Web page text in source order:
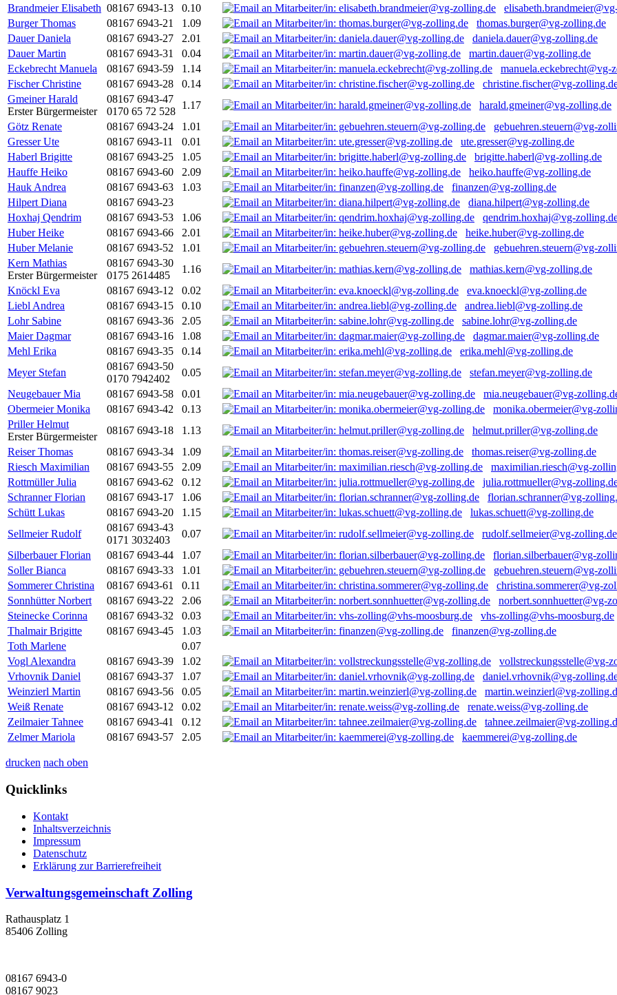
Brandmeier Elisabeth 08167 6943-13 0.10
Burger Thomas
08167 6943-21 1.09
thomas.burger@vg-zolling.de
Dauer Daniela
08167 6943-27 2.01
daniela.dauer@vg-zolling.de
Dauer Martin
08167 6943-31 0.04
martin.dauer@vg-zolling.de
Eckebrecht Manuela
08167 6943-59 1.14
manuela.eckebrecht@vg-
Fischer Christine
08167 6943-28 0.14
christine.fischer@vg-
Gmeiner Harald
Erster Bürgermeister
08167 6943-47
0170 65 72 528
1.17
harald.gmeiner@vg-zolling.de
Götz Renate
08167 6943-24 1.01
gebuehren.steuern@vg-
Gresser Ute
08167 6943-11 0.01
ute.gresser@vg-zolling.de
Haberl Brigitte
08167 6943-25 1.05
brigitte.haberl@vg-zolling.de
Hauffe Heiko
08167 6943-60 2.09
heiko.hauffe@vg-zolling.de
Hauk Andrea
08167 6943-63 1.03
finanzen@vg-zolling.de
Hilpert Diana
08167 6943-23
diana.hilpert@vg-zolling.de
Hoxhaj Qendrim
08167 6943-53 1.06
qendrim.hoxhaj@vg-
Huber Heike
08167 6943-66 2.01
heike.huber@vg-zolling.de
Huber Melanie
08167 6943-52 1.01
gebuehren.steuern@vg-
Kern Mathias
Erster Bürgermeister
08167 6943-30
0175 2614485
1.16
mathias.kern@vg-zolling.de
Knöckl Eva
08167 6943-12 0.02
eva.knoeckl@vg-zolling.de
Liebl Andrea
08167 6943-15 0.10
andrea.liebl@vg-zolling.de
Lohr Sabine
08167 6943-36 2.05
sabine.lohr@vg-zolling.de
Maier Dagmar
08167 6943-16 1.08
dagmar.maier@vg-zolling.de
Mehl Erika
08167 6943-35 0.14
erika.mehl@vg-zolling.de
Meyer Stefan
08167 6943-50
0170 7942402
0.05
stefan.meyer@vg-zolling.de
Neugebauer Mia
08167 6943-58 0.01
mia.neugebauer@vg-
Obermeier Monika
08167 6943-42 0.13
monika.obermeier@vg-
Priller Helmut
Erster Bürgermeister
08167 6943-18 1.13
helmut.priller@vg-zolling.de
Reiser Thomas
08167 6943-34 1.09
thomas.reiser@vg-zolling.de
Riesch Maximilian
08167 6943-55 2.09
maximilian.riesch@vg-
Rottmüller Julia
08167 6943-62 0.12
julia.rottmueller@vg-
Schranner Florian
08167 6943-17 1.06
florian.schranner@vg-
Schütt Lukas
08167 6943-20 1.15
lukas.schuett@vg-zolling.de
Sellmeier Rudolf
08167 6943-43
0171 3032403
0.07
rudolf.sellmeier@vg-zolling.de
Silberbauer Florian
08167 6943-44 1.07
florian.silberbauer@vg-
Soller Bianca
08167 6943-33 1.01
gebuehren.steuern@vg-
Sommerer Christina
08167 6943-61 0.11
christina.sommerer@vg-
Sonnhütter Norbert
08167 6943-22 2.06
norbert.sonnhuetter@vg-
Steinecke Corinna
08167 6943-32 0.03
vhs-zolling@vhs-moosburg.de
Thalmair Brigitte
08167 6943-45 1.03
finanzen@vg-zolling.de
Toth Marlene
0.07
Vogl Alexandra
08167 6943-39 1.02
vollstreckungsstelle@vg-
Vrhovnik Daniel
08167 6943-37 1.07
daniel.vrhovnik@vg-
Weinzierl Martin
08167 6943-56 0.05
martin.weinzierl@vg-
Weiß Renate
08167 6943-12 0.02
renate.weiss@vg-zolling.de
Zeilmaier Tahnee
08167 6943-41 0.12
tahnee.zeilmaier@vg-
Zelmer Mariola
08167 6943-57 2.05 kaemmerei@vg-zolling.de
drucken nach oben
Quicklinks
Kontakt
Inhaltsverzeichnis
Impressum
Datenschutz
Erklärung zur Barrierefreiheit
Verwaltungsgemeinschaft Zolling
Rathausplatz 1
85406 Zolling
08167 6943-0
08167 9023